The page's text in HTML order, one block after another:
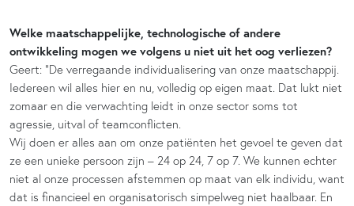
Welke maatschappelijke, technologische of andere
ontwikkeling mogen we volgens u niet uit het oog verliezen?
Geert: “De verregaande individualisering van onze maatschappij.
Iedereen wil alles hier en nu, volledig op eigen maat. Dat lukt niet
zomaar en die verwachting leidt in onze sector soms tot
agressie, uitval of teamconflicten.
Wij doen er alles aan om onze patiënten het gevoel te geven dat
ze een unieke persoon zijn – 24 op 24, 7 op 7. We kunnen echter
niet al onze processen afstemmen op maat van elk individu, want
dat is financieel en organisatorisch simpelweg niet haalbaar. En